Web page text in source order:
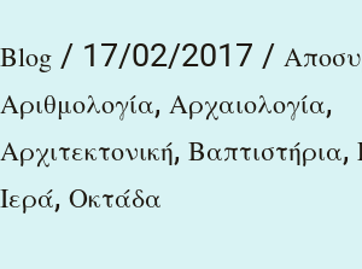
Blog / 17/02/2017 /
Αριθμολογία, Αρχαιολογία,
Αρχιτεκτονική, Βαπτιστήρια,
Ιερά, Οκτάδα
βαπτιστήρια